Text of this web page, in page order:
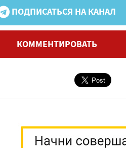
ПОДПИСАТЬСЯ НА КАНАЛ
КОММЕНТИРОВАТЬ